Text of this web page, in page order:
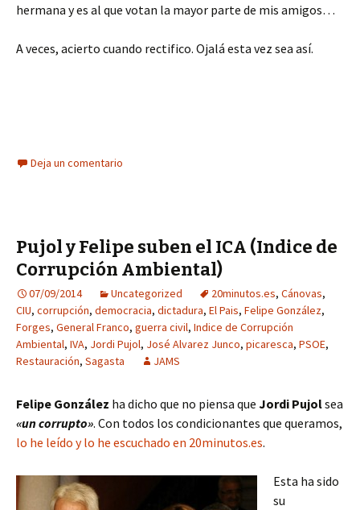
hermana y es al que votan la mayor parte de mis amigos…
A veces, acierto cuando rectifico. Ojalá esta vez sea así.
Deja un comentario
Pujol y Felipe suben el ICA (Indice de
Corrupción Ambiental)
07/09/2014 Uncategorized 20minutos.es, Cánovas,
CIU, corrupción, democracia, dictadura, El Pais, Felipe González,
Forges, General Franco, guerra civil, Indice de Corrupción
Ambiental, IVA, Jordi Pujol, José Alvarez Junco, picaresca, PSOE,
Restauración, Sagasta JAMS
Felipe González ha dicho que no piensa que Jordi Pujolsea
«un corrupto». Con todos los condicionantes que queramos,
lo he leído y lo he escuchado en 20minutos.es.
Esta ha sido
su